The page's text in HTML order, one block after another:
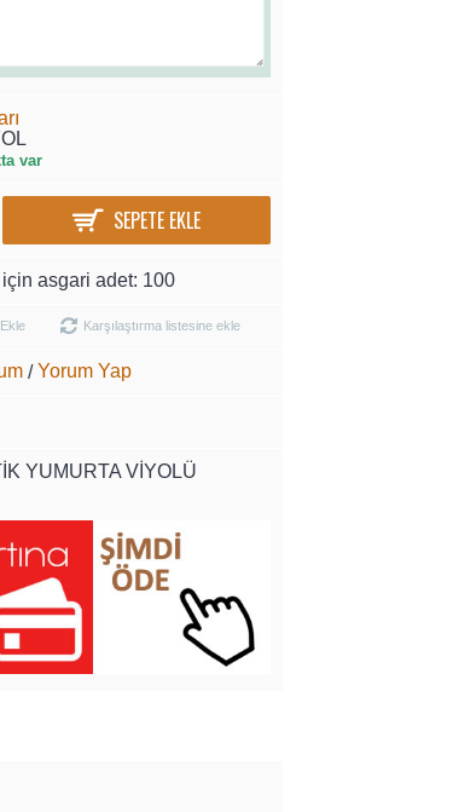
var
SEPETE EKLE
asgari adet: 100
Karşılaştırma listesine ekle
/Yorum Yap
YUMURTA VİYOLÜ